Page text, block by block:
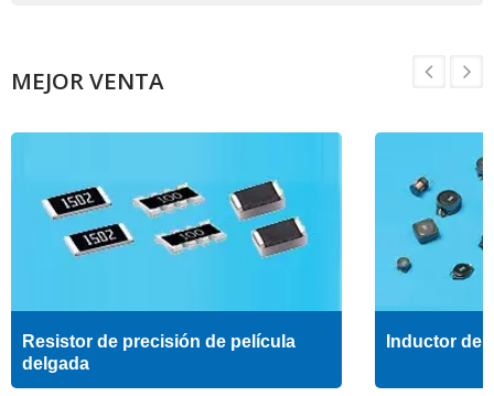
MEJOR VENTA
Resistor de precisión de película
delgada
Inductor de